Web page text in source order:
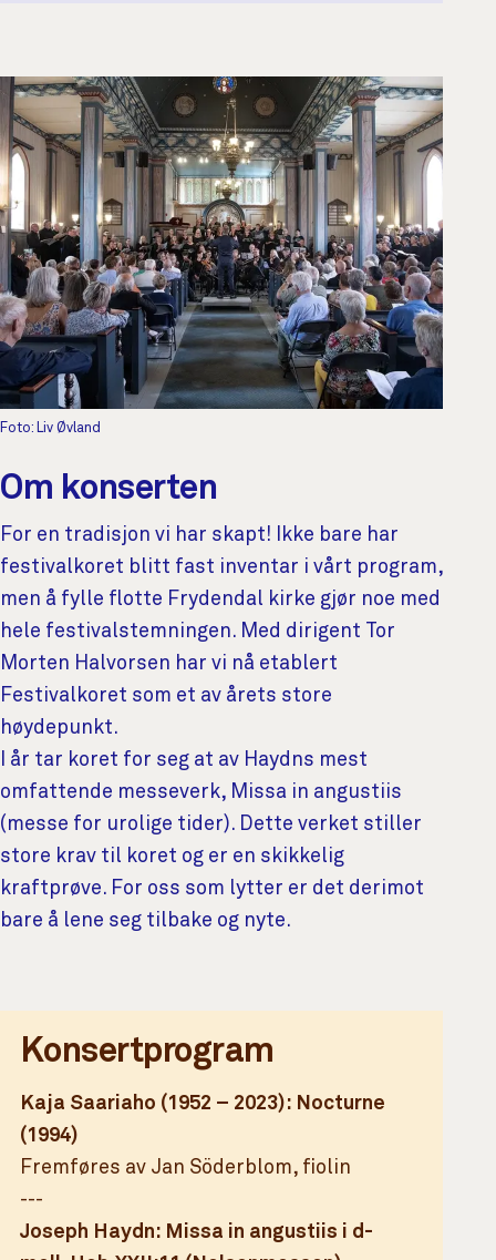
Foto: Liv Øvland
Om konserten
For en tradisjon vi har skapt! Ikke bare har
festivalkoret blitt fast inventar i vårt program,
men å fylle flotte Frydendal kirke gjør noe med
hele festivalstemningen. Med dirigent Tor
Morten Halvorsen har vi nå etablert
Festivalkoret som et av årets store
høydepunkt.
I år tar koret for seg at av Haydns mest
omfattende messeverk, Missa in angustiis
(messe for urolige tider). Dette verket stiller
store krav til koret og er en skikkelig
kraftprøve. For oss som lytter er det derimot
bare å lene seg tilbake og nyte.
Tilleggsinnhold
Konsertprogram
Kaja Saariaho (1952 – 2023): Nocturne
(1994)
Fremføres av Jan Söderblom, fiolin
---
Joseph Haydn: Missa in angustiis i d-